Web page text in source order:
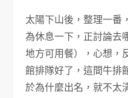
太陽下山後，整理一番
為休息一下，正討論去
地方可用餐），心想，
館排隊好了，這間牛排
於為什麼出名，就不太